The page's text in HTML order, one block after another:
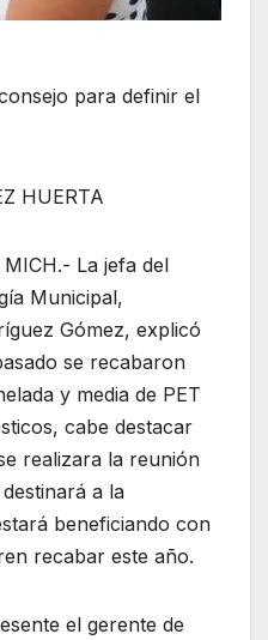
para definir el
HUERTA
La jefa del
Municipal,
Gómez, explicó
se recabaron
y media de PET
cabe destacar
realizara la reunión
a la
beneficiando con
recabar este año.
el gerente de